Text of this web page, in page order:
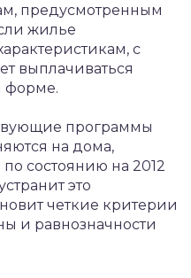
предусмотренным
жилье
с
выплачиваться
форме.
программы
на дома,
состоянию на 2012
это
четкие критерии
и равнозначности